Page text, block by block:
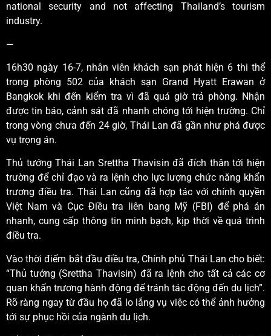
national security and not affecting Thailand’s tourism
industry.
—
16h30 ngày 16-7, nhân viên khách sạn phát hiện 6 thi thể
trong phòng 502 của khách sạn Grand Hyatt Erawan ở
Bangkok khi đến kiểm tra vì đã quá giờ trả phòng. Nhận
được tin báo, cảnh sát đã nhanh chóng tới hiện trường. Chỉ
trong vòng chưa đến 24 giờ, Thái Lan đã gần như phá được
vụ trọng án.
Thủ tướng Thái Lan Srettha Thavisin đã đích thân tới hiện
trường để chỉ đạo và ra lệnh cho lực lượng chức năng khẩn
trương điều tra. Thái Lan cũng đã hợp tác với chính quyền
Việt Nam và Cục Điều tra liên bang Mỹ (FBI) để phá án
nhanh, cung cấp thông tin minh bạch, kịp thời về quá trình
điều tra.
Vào thời điểm bắt đầu điều tra, Chính phủ Thái Lan cho biết:
“Thủ tướng (Srettha Thavisin) đã ra lệnh cho tất cả các cơ
quan khẩn trương hành động để tránh tác động đến du lịch”.
Rõ ràng ngay từ đầu họ đã lo lắng vụ việc có thể ảnh hưởng
tới sự phục hồi của ngành du lịch.